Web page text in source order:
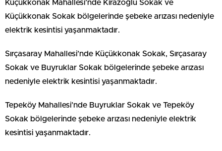
Küçükkonak Mahallesi’nde Kirazoğlu Sokak ve
Küçükkonak Sokak bölgelerinde şebeke arızası nedeniyle
elektrik kesintisi yaşanmaktadır.
Sırçasaray Mahallesi’nde Küçükkonak Sokak, Sırçasaray
Sokak ve Buyruklar Sokak bölgelerinde şebeke arızası
nedeniyle elektrik kesintisi yaşanmaktadır.
Tepeköy Mahallesi’nde Buyruklar Sokak ve Tepeköy
Sokak bölgelerinde şebeke arızası nedeniyle elektrik
kesintisi yaşanmaktadır.